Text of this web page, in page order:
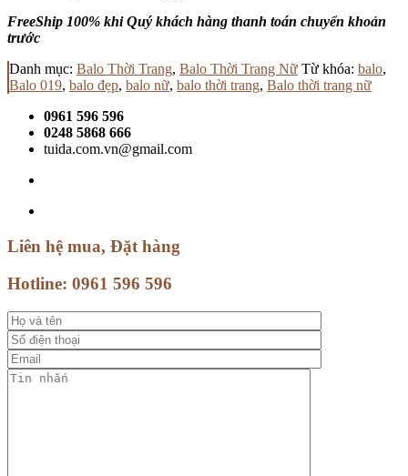
FreeShip 100% khi Quý khách hàng thanh toán chuyển khoản
trước
Danh mục: Balo Thời Trang, Balo Thời Trang Nữ Từ khóa: balo,
Balo 019, balo đẹp, balo nữ, balo thời trang, Balo thời trang nữ
0961 596 596
0248 5868 666
tuida.com.vn@gmail.com
Liên hệ mua, Đặt hàng
Hotline: 0961 596 596